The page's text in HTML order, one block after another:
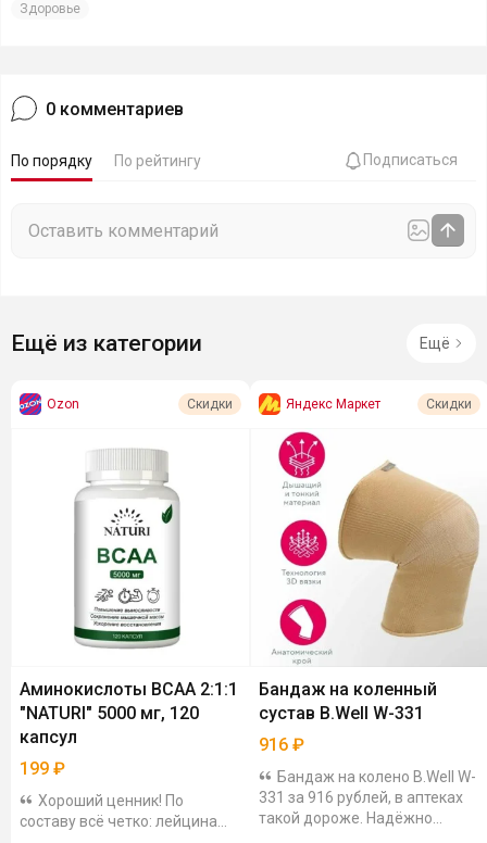
Здоровье
0 комментариев
По порядку По рейтингу Подписаться
Ещё из категории Ещё
Ozon Скидки
Аминокислоты BCAA 2:1:1
"NATURI" 5000 мг, 120
капсул
199 ₽
Хороший ценник! По
составу всё четко: лейцина
Яндекс Маркет Скидки
Бандаж на коленный
сустав B.Well W-331
916 ₽
Бандаж на колено B.Well W-
331 за 916 рублей, в аптеках
такой дороже. Надёжно